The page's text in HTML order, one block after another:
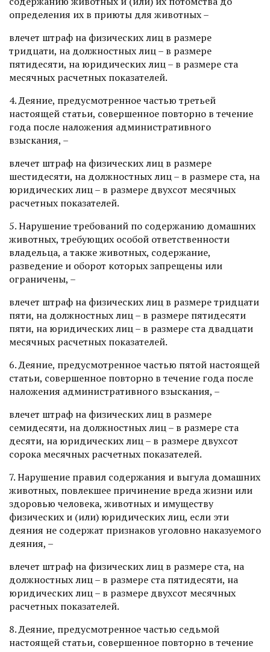
определения их в приюты для животных –
влечет штраф на физических лиц в размере
тридцати, на должностных лиц – в размере
пятидесяти, на юридических лиц – в размере ста
месячных расчетных показателей.
4. Деяние, предусмотренное частью третьей
настоящей статьи, совершенное повторно в течение
года после наложения административного
взыскания, –
влечет штраф на физических лиц в размере
шестидесяти, на должностных лиц – в размере ста, на
юридических лиц – в размере двухсот месячных
расчетных показателей.
5. Нарушение требований по содержанию домашних
животных, требующих особой ответственности
владельца, а также животных, содержание,
разведение и оборот которых запрещены или
ограничены, –
влечет штраф на физических лиц в размере тридцати
пяти, на должностных лиц – в размере пятидесяти
пяти, на юридических лиц – в размере ста двадцати
месячных расчетных показателей.
6. Деяние, предусмотренное частью пятой настоящей
статьи, совершенное повторно в течение года после
наложения административного взыскания, –
влечет штраф на физических лиц в размере
семидесяти, на должностных лиц – в размере ста
десяти, на юридических лиц – в размере двухсот
сорока месячных расчетных показателей.
7. Нарушение правил содержания и выгула домашних
животных, повлекшее причинение вреда жизни или
здоровью человека, животных и имуществу
физических и (или) юридических лиц, если эти
деяния не содержат признаков уголовно наказуемого
деяния, –
влечет штраф на физических лиц в размере ста, на
должностных лиц – в размере ста пятидесяти, на
юридических лиц – в размере двухсот месячных
расчетных показателей.
8. Деяние, предусмотренное частью седьмой
настоящей статьи, совершенное повторно в течение